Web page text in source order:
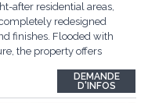
after residential areas,
redesigned
finishes. Flooded with
the property offers
a spacious terrace
DEMANDE
D'INFOS